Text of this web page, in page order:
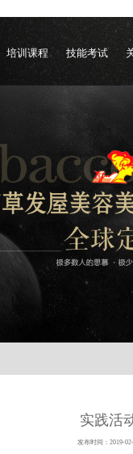
培训课程 技能考试
实践活
发布时间：2019-